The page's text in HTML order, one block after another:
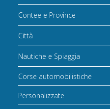
Contee e Province
Città
Nautiche e Spiaggia
Corse automobilistiche
Personalizzate